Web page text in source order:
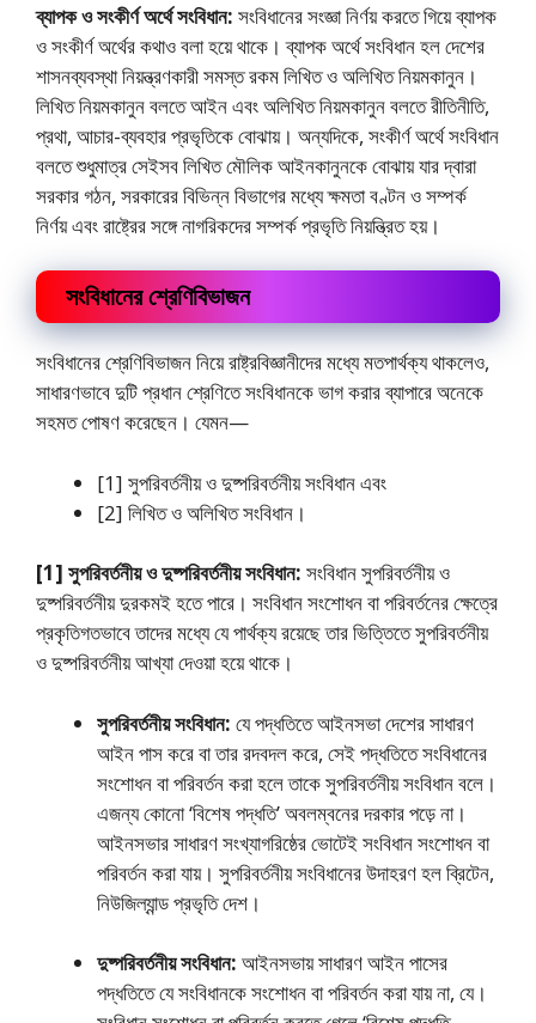
ব্যাপক ও সংকীর্ণ অর্থে সংবিধান: সংবিধানের সংজ্ঞা নির্ণয় করতে গিয়ে ব্যাপক
ও সংকীর্ণ অর্থের কথাও বলা হয়ে থাকে। ব্যাপক অর্থে সংবিধান হল দেশের
শাসনব্যবস্থা নিয়ন্ত্রণকারী সমস্ত রকম লিখিত ও অলিখিত নিয়মকানুন।
লিখিত নিয়মকানুন বলতে আইন এবং অলিখিত নিয়মকানুন বলতে রীতিনীতি,
প্রথা, আচার-ব্যবহার প্রভৃতিকে বােঝায়। অন্যদিকে, সংকীর্ণ অর্থে সংবিধান
বলতে শুধুমাত্র সেইসব লিখিত মৌলিক আইনকানুনকে বােঝায় যার দ্বারা
সরকার গঠন, সরকারের বিভিন্ন বিভাগের মধ্যে ক্ষমতা বণ্টন ও সম্পর্ক
নির্ণয় এবং রাষ্ট্রের সঙ্গে নাগরিকদের সম্পর্ক প্রভৃতি নিয়ন্ত্রিত হয়।
সংবিধানের শ্রেণিবিভাজন
সংবিধানের শ্রেণিবিভাজন নিয়ে রাষ্ট্রবিজ্ঞানীদের মধ্যে মতপার্থক্য থাকলেও,
সাধারণভাবে দুটি প্রধান শ্রেণিতে সংবিধানকে ভাগ করার ব্যাপারে অনেকে
সহমত পােষণ করেছেন। যেমন—
[1] সুপরিবর্তনীয় ও দুষ্পরিবর্তনীয় সংবিধান এবং
[2] লিখিত ও অলিখিত সংবিধান।
[1] সুপরিবর্তনীয় ও দুষ্পরিবর্তনীয় সংবিধান: সংবিধান সুপরিবর্তনীয় ও
দুষ্পরিবর্তনীয় দুরকমই হতে পারে। সংবিধান সংশােধন বা পরিবর্তনের ক্ষেত্রে
প্রকৃতিগতভাবে তাদের মধ্যে যে পার্থক্য রয়েছে তার ভিত্তিতে সুপরিবর্তনীয়
ও দুষ্পরিবর্তনীয় আখ্যা দেওয়া হয়ে থাকে।
সুপরিবর্তনীয় সংবিধান: যে পদ্ধতিতে আইনসভা দেশের সাধারণ
আইন পাস করে বা তার রদবদল করে, সেই পদ্ধতিতে সংবিধানের
সংশােধন বা পরিবর্তন করা হলে তাকে সুপরিবর্তনীয় সংবিধান বলে।
এজন্য কোনাে ‘বিশেষ পদ্ধতি’ অবলম্বনের দরকার পড়ে না।
আইনসভার সাধারণ সংখ্যাগরিষ্ঠের ভোটেই সংবিধান সংশােধন বা
পরিবর্তন করা যায়। সুপরিবর্তনীয় সংবিধানের উদাহরণ হল ব্রিটেন,
নিউজিল্যান্ড প্রভৃতি দেশ।
দুষ্পরিবর্তনীয় সংবিধান: আইনসভায় সাধারণ আইন পাসের
পদ্ধতিতে যে সংবিধানকে সংশােধন বা পরিবর্তন করা যায় না, যে।